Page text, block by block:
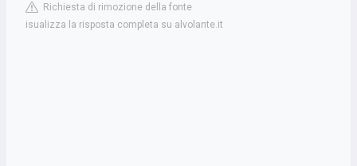
Richiesta di rimozione della fonte
isualizza la risposta completa su alvolante.it